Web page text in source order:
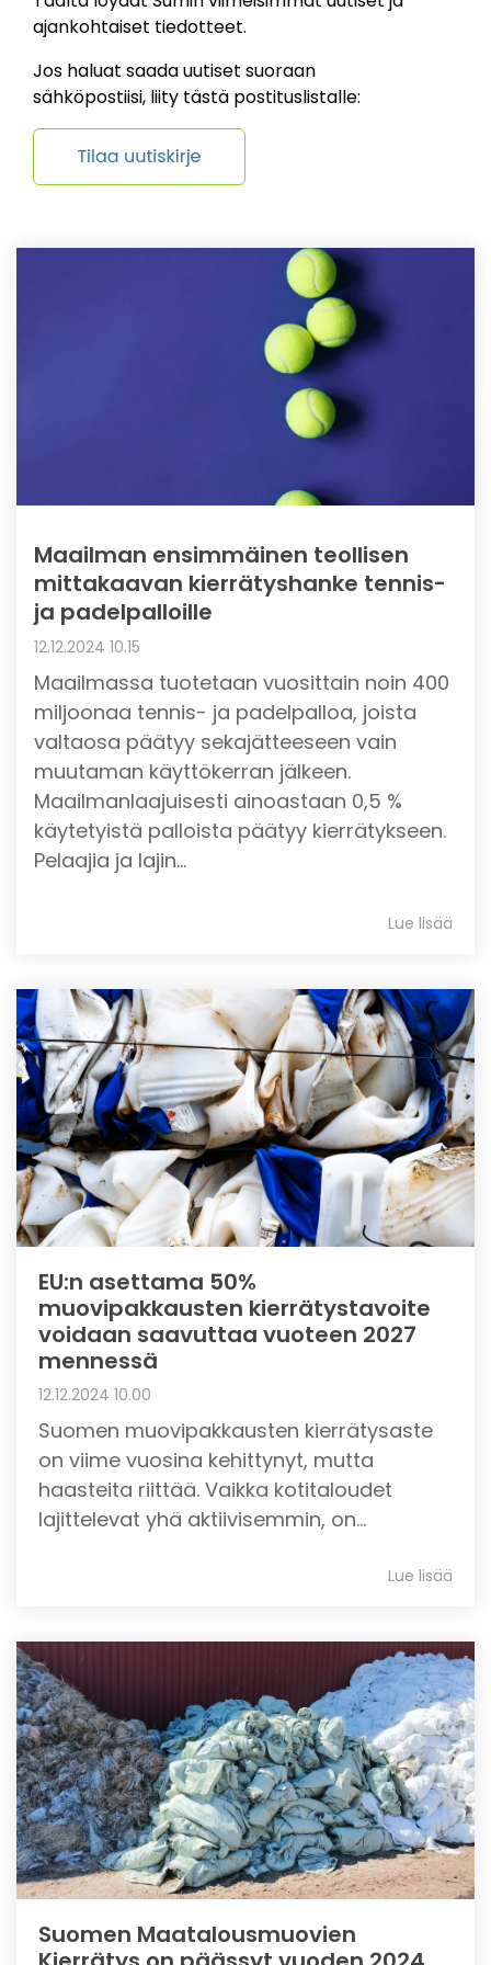
ajankohtaiset tiedotteet.
Jos haluat saada uutiset suoraan
sähköpostiisi, liity tästä postituslistalle:
Maailman ensimmäinen teollisen
mittakaavan kierrätyshanke tennis-
ja padelpalloille
12.12.2024 10.15
Maailmassa tuotetaan vuosittain noin 400
miljoonaa tennis- ja padelpalloa, joista
valtaosa päätyy sekajätteeseen vain
muutaman käyttökerran jälkeen.
Maailmanlaajuisesti ainoastaan 0,5 %
käytetyistä palloista päätyy kierrätykseen.
Pelaajia ja lajin...
Lue lisää
EU:n asettama 50%
muovipakkausten kierrätystavoite
voidaan saavuttaa vuoteen 2027
mennessä
12.12.2024 10.00
Suomen muovipakkausten kierrätysaste
on viime vuosina kehittynyt, mutta
haasteita riittää. Vaikka kotitaloudet
lajittelevat yhä aktiivisemmin, on...
Lue lisää
Suomen Maatalousmuovien